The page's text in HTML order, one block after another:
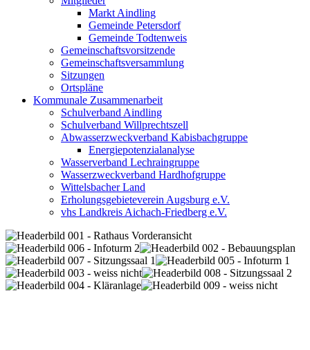
Markt Aindling
Gemeinde Petersdorf
Gemeinde Todtenweis
Gemeinschaftsvorsitzende
Gemeinschaftsversammlung
Sitzungen
Ortspläne
Kommunale Zusammenarbeit
Schulverband Aindling
Schulverband Willprechtszell
Abwasserzweckverband Kabisbachgruppe
Energiepotenzialanalyse
Wasserverband Lechraingruppe
Wasserzweckverband Hardhofgruppe
Wittelsbacher Land
Erholungsgebieteverein Augsburg e.V.
vhs Landkreis Aichach-Friedberg e.V.